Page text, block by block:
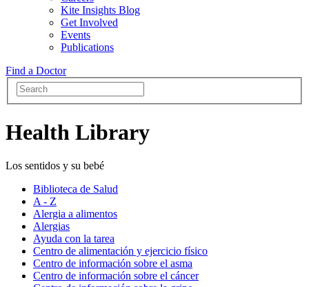
Kite Insights Blog
Get Involved
Events
Publications
Find a Doctor
Health Library
Los sentidos y su bebé
Biblioteca de Salud
A - Z
Alergia a alimentos
Alergias
Ayuda con la tarea
Centro de alimentación y ejercicio físico
Centro de información sobre el asma
Centro de información sobre el cáncer